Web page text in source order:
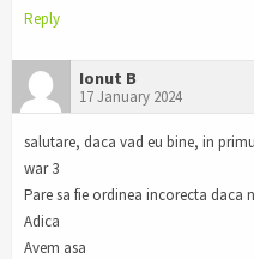
Reply
Ionut B
17 January 2024
salutare, daca vad eu bine, in
war 3
Pare sa fie ordinea incorecta daca
Adica
Avem asa